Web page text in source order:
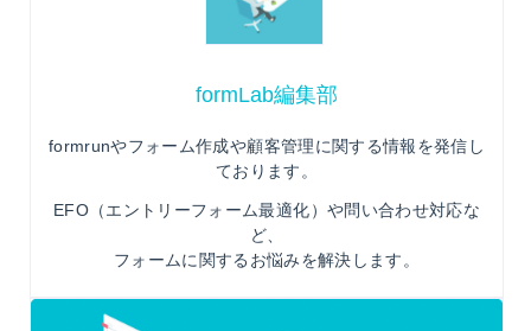
formLab編集部
formrunやフォーム作成や顧客管理に関する情報を発信し
ております。
EFO（エントリーフォーム最適化）や問い合わせ対応な
ど、
フォームに関するお悩みを解決します。